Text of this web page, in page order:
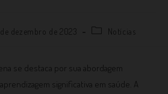
dezembro de 2023 Notícias
se destaca por sua abordagem
significativa em saúde. A